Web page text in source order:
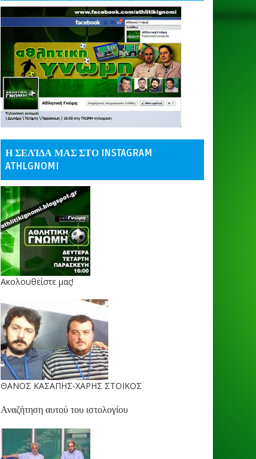
Η ΣΕΛΊΔΑ ΜΑΣ ΣΤΟ INSTAGRAM
ATHLGNOMI
Ακολουθείστε μας!
ΘΑΝΟΣ ΚΑΣΑΠΗΣ-ΧΑΡΗΣ ΣΤΟΙΚΟΣ
Αναζήτηση αυτού του ιστολογίου